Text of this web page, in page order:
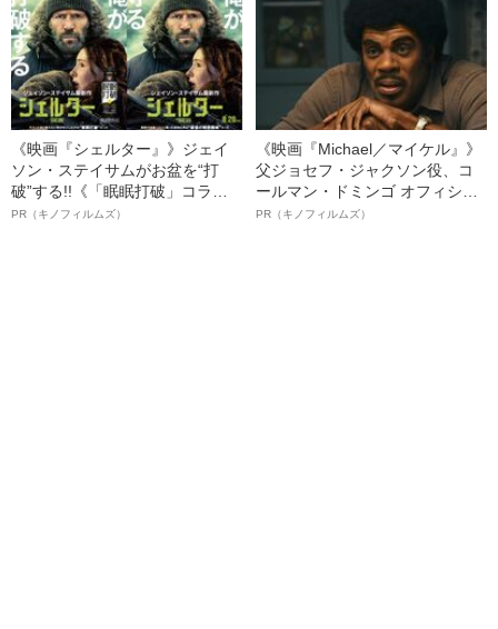
《映画『シェルター』》ジェイ
ソン・ステイサムがお盆を“打
破”する!!《「眠眠打破」コラ
ボ》
PR（キノフィルムズ）
《映画『Michael／マイケル』》
父ジョセフ・ジャクソン役、コ
ールマン・ドミンゴ オフィシャ
ルインタビュー“観客を魅了した
PR（キノフィルムズ）